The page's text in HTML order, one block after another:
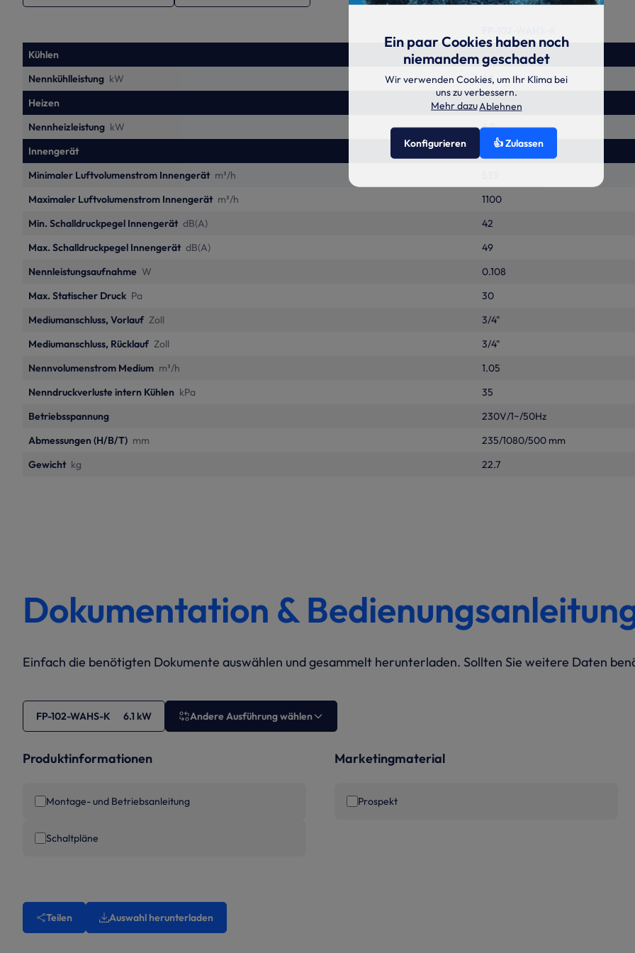
Kühlen
Nennkühlleistung kW
6.1
Heizen
Nennheizleistung kW
6.9
Innengerät
Minimaler Luftvolumenstrom Innengerät m³/h
Maximaler Luftvolumenstrom Innengerät m³/h
1100
Min. Schalldruckpegel Innengerät dB(A)
42
Max. Schalldruckpegel Innengerät dB(A)
49
Nennleistungsaufnahme W
0.108
Max. Statischer Druck Pa
30
Mediumanschluss, Vorlauf Zoll
3/4"
Mediumanschluss, Rücklauf Zoll
3/4"
Nennvolumenstrom Medium m³/h
1.05
Nenndruckverluste intern Kühlen kPa
35
Betriebsspannung
230V/1~/50Hz
Abmessungen (H/B/T) mm
235/1080/500 mm
Gewicht kg 22.7
Dokumentation &
Einfach die benötigten Dokumente auswählen und gesammelt herunterladen. Sollten Sie weitere Daten
FP-102-WAHS-K 6.1 kW Andere Ausführung wählen
Produktinformationen
Montage- und Betriebsanleitung
Schaltpläne
Marketingmaterial
Prospekt
Teilen Auswahl herunterladen
Ein paar Cookies haben noch
niemandem geschadet
Wir verwenden Cookies, um Ihr Klima bei
uns zu verbessern.
Mehr dazuAblehnen
Konfigurieren 👍 Zulassen